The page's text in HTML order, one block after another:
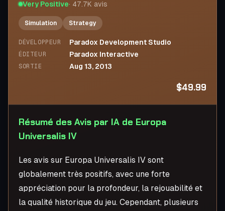
Very Positive· 47.7K avis
Simulation Strategy
DÉVELOPPEUR Paradox Development Studio
ÉDITEUR Paradox Interactive
SORTIE Aug 13, 2013
$49.99
Résumé des Avis par IA de Europa
Universalis IV
Les avis sur Europa Universalis IV sont
globalement très positifs, avec une forte
appréciation pour la profondeur, la rejouabilité et
la qualité historique du jeu. Cependant, plusieurs